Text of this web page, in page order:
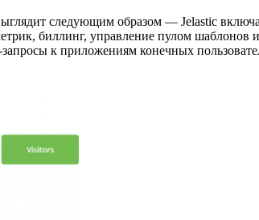
следующим образом — Jelastic
биллинг, управление пулом шаблонов
к приложениям конечных